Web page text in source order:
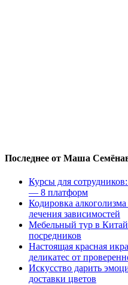
Последнее от Маша
Курсы для
— 8 платформ
Кодировка
лечения зависимостей
Мебельный тур в
посредников
Настоящая красная
деликатес от
Искусство дарить
доставки цветов